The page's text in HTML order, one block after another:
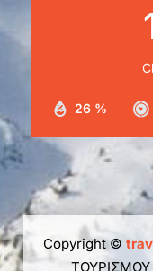
26 %
Copyright ©
ΤΟΥΡΙΣΜΟΥ